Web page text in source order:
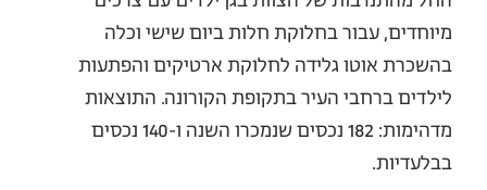
מיוחדים, עבור בחלוקת חלות ביום שישי וכלה
בהשכרת אוטו גלידה לחלוקת ארטיקים והפתעות
לילדים ברחבי העיר בתקופת הקורונה. התוצאות
מדהימות: 182 נכסים שנמכרו השנה ו-140 נכסים
בבלעדיות.